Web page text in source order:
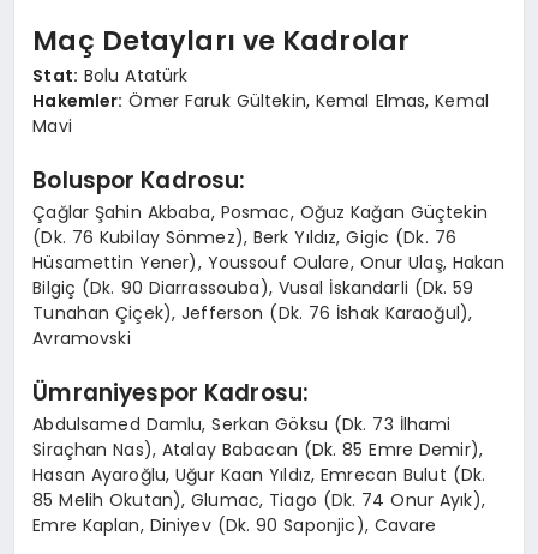
Maç Detayları ve Kadrolar
Stat: Bolu Atatürk
Hakemler: Ömer Faruk Gültekin, Kemal Elmas, Kemal
Mavi
Boluspor Kadrosu:
Çağlar Şahin Akbaba, Posmac, Oğuz Kağan Güçtekin
(Dk. 76 Kubilay Sönmez), Berk Yıldız, Gigic (Dk. 76
Hüsamettin Yener), Youssouf Oulare, Onur Ulaş, Hakan
Bilgiç (Dk. 90 Diarrassouba), Vusal İskandarli (Dk. 59
Tunahan Çiçek), Jefferson (Dk. 76 İshak Karaoğul),
Avramovski
Ümraniyespor Kadrosu:
Abdulsamed Damlu, Serkan Göksu (Dk. 73 İlhami
Siraçhan Nas), Atalay Babacan (Dk. 85 Emre Demir),
Hasan Ayaroğlu, Uğur Kaan Yıldız, Emrecan Bulut (Dk.
85 Melih Okutan), Glumac, Tiago (Dk. 74 Onur Ayık),
Emre Kaplan, Diniyev (Dk. 90 Saponjic), Cavare